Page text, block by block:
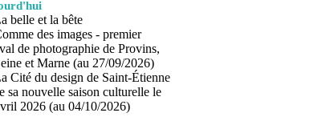
belle et la bête
des images - premier
de photographie de Provins,
et Marne (au 27/09/2026)
Cité du design de Saint-Étienne
sa nouvelle saison culturelle le
2026 (au 04/10/2026)